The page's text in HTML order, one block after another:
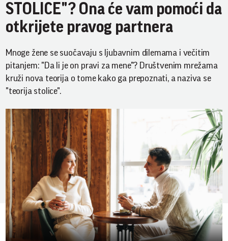
STOLICE"? Ona će vam pomoći da
otkrijete pravog partnera
Mnoge žene se suočavaju s ljubavnim dilemama i večitim
pitanjem: "Da li je on pravi za mene"? Društvenim mrežama
kruži nova teorija o tome kako ga prepoznati, a naziva se
"teorija stolice".